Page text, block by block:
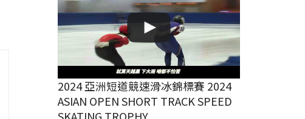
2024 亞洲短道競速滑冰錦標賽 2024
ASIAN OPEN SHORT TRACK SPEED